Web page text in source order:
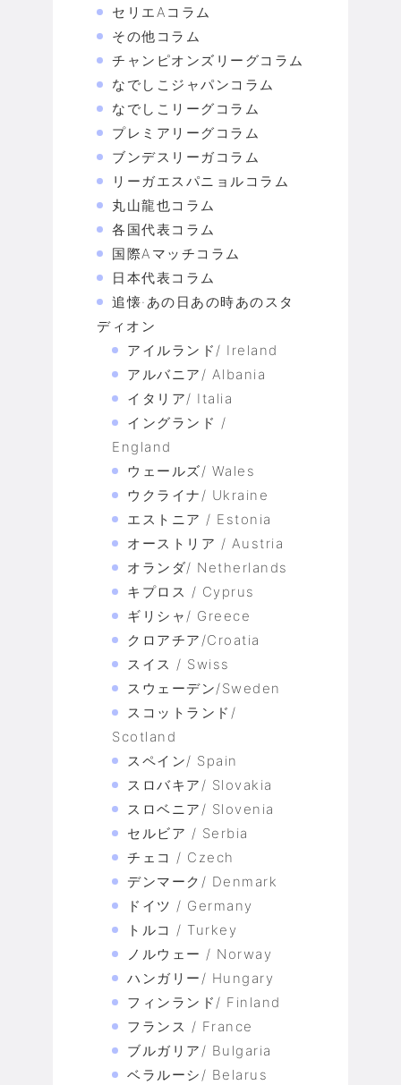
セリエAコラム
その他コラム
チャンピオンズリーグコラム
なでしこジャパンコラム
なでしこリーグコラム
プレミアリーグコラム
ブンデスリーガコラム
リーガエスパニョルコラム
丸山龍也コラム
各国代表コラム
国際Aマッチコラム
日本代表コラム
追懐·あの日あの時あのスタ
ディオン
アイルランド/ Ireland
アルバニア/ Albania
イタリア/ Italia
イングランド /
England
ウェールズ/ Wales
ウクライナ/ Ukraine
エストニア / Estonia
オーストリア / Austria
オランダ/ Netherlands
キプロス / Cyprus
ギリシャ/ Greece
クロアチア/Croatia
スイス / Swiss
スウェーデン/Sweden
スコットランド/
Scotland
スペイン/ Spain
スロバキア/ Slovakia
スロベニア/ Slovenia
セルビア / Serbia
チェコ / Czech
デンマーク/ Denmark
ドイツ / Germany
トルコ / Turkey
ノルウェー / Norway
ハンガリー/ Hungary
フィンランド/ Finland
フランス / France
ブルガリア/ Bulgaria
ベラルーシ/ Belarus